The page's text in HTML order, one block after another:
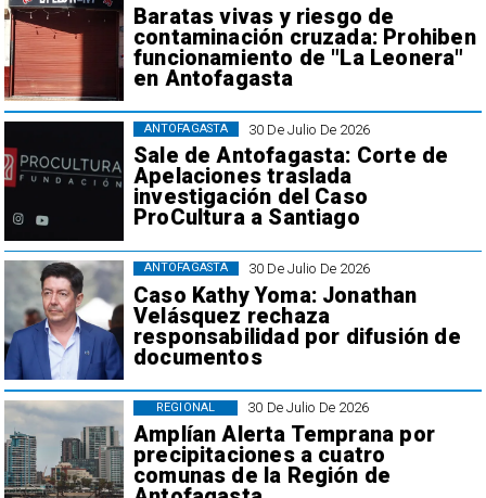
Baratas vivas y riesgo de
contaminación cruzada: Prohiben
funcionamiento de "La Leonera"
en Antofagasta
30 De Julio De 2026
Sale de Antofagasta: Corte de
Apelaciones traslada
investigación del Caso
ProCultura a Santiago
ANTOFAGASTA
30 De Julio De 2026
Caso Kathy Yoma: Jonathan
Velásquez rechaza
responsabilidad por difusión de
documentos
ANTOFAGASTA
30 De Julio De 2026
Amplían Alerta Temprana por
precipitaciones a cuatro
comunas de la Región de
REGIONAL